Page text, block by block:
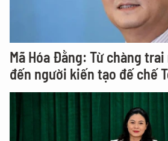
Mã Hóa Đằng: Từ chàng
đến người kiến tạo đế chế